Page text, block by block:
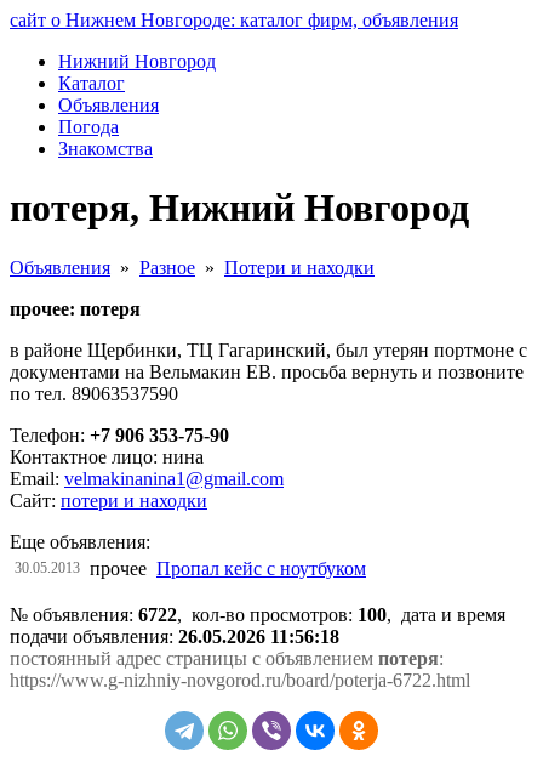
сайт о Нижнем Новгороде: каталог фирм, объявления
Нижний Новгород
Каталог
Объявления
Погода
Знакомства
потеря, Нижний Новгород
Объявления » Разное » Потери и находки
прочее: потеря
в районе Щербинки, ТЦ Гагаринский, был утерян портмоне с
документами на Вельмакин ЕВ. просьба вернуть и позвоните
по тел. 89063537590
Телефон: +7 906 353-75-90
Контактное лицо: нина
Email: velmakinanina1@gmail.com
Сайт: потери и находки
Еще объявления:
30.05.2013 прочее Пропал кейс с ноутбуком
№ объявления: 6722, кол-во просмотров: 100, дата и время
подачи объявления: 26.05.2026 11:56:18
постоянный адрес страницы с объявлением потеря:
https://www.g-nizhniy-novgorod.ru/board/poterja-6722.html